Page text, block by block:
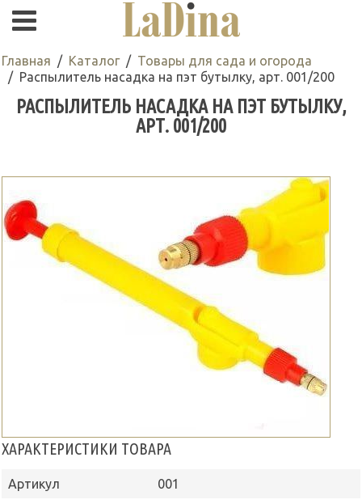
Главная Каталог
Товары для сада и огорода
Распылитель насадка на пэт бутылку, арт. 001/200
РАСПЫЛИТЕЛЬ НАСАДКА НА ПЭТ БУТЫЛКУ,
АРТ. 001/200
ХАРАКТЕРИСТИКИ ТОВАРА
Артикул
001